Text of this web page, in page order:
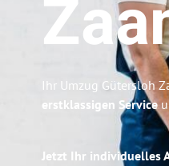
Ihr Umzug Gütersloh
erstklassigen Service
Jetzt Ihr individuelles